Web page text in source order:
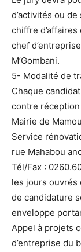
d’activités ou
chiffre
chef
M’Gombani.
5- Modalité de
Chaque
contre réception
Mairie de
Service
rue Mahabou
Tél/Fax :
les jours ouvrés
de candidature
enveloppe
Appel à projets
d’entreprise du